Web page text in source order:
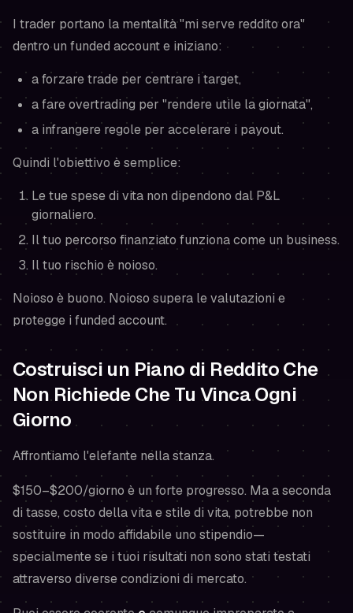
I trader portano la mentalità"mi serve reddito ora"
dentro un funded account e iniziano:
a forzare trade per centrare i target,
a fare overtrading per "rendere utile la giornata",
a infrangere regole per accelerare i payout.
Quindi l'obiettivo è semplice:
Le tue spese di vita non dipendono dal P&L
giornaliero.
Il tuo percorso finanziato funziona come un business.
Il tuo rischio è noioso.
Noioso è buono. Noioso supera le valutazioni e
protegge i funded account.
Costruisci un Piano di Reddito Che
Non Richiede Che Tu Vinca Ogni
Giorno
Affrontiamo l'elefante nella stanza.
$150–$200/giorno è un forte progresso. Ma a seconda
di tasse, costo della vita e stile di vita, potrebbe non
sostituire in modo affidabile uno stipendio—
specialmente se i tuoi risultati non sono stati testati
attraverso diverse condizioni di mercato.